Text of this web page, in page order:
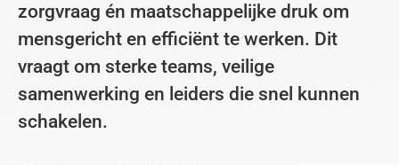
zorgvraag én maatschappelijke druk om
mensgericht en efficiënt te werken. Dit
vraagt om sterke teams, veilige
samenwerking en leiders die snel kunnen
schakelen.